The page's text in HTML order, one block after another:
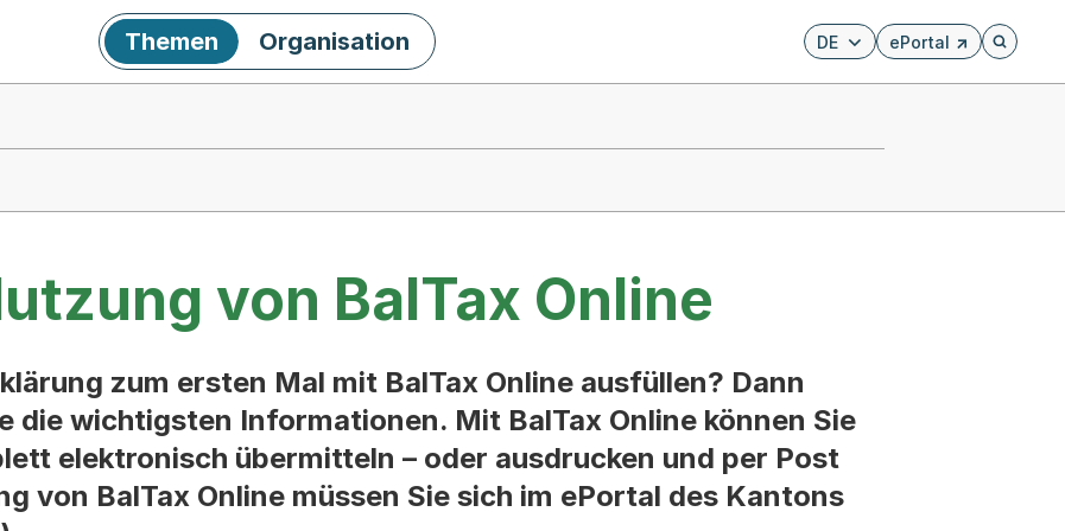
DE ePortal
Externer Link, wird in
Öffnet
Themen Organisation
von BalTax Online
zum ersten Mal mit BalTax Online ausfüllen? Dann
die wichtigsten Informationen. Mit BalTax Online können Sie
elektronisch übermitteln – oder ausdrucken und per Post
von BalTax Online müssen Sie sich im ePortal des Kantons